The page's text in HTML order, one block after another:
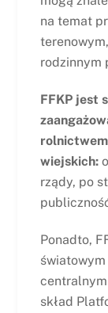
na temat
rodzinnym
FFKP jest
wiejskich:
rządy, po
Ponadto,
skład